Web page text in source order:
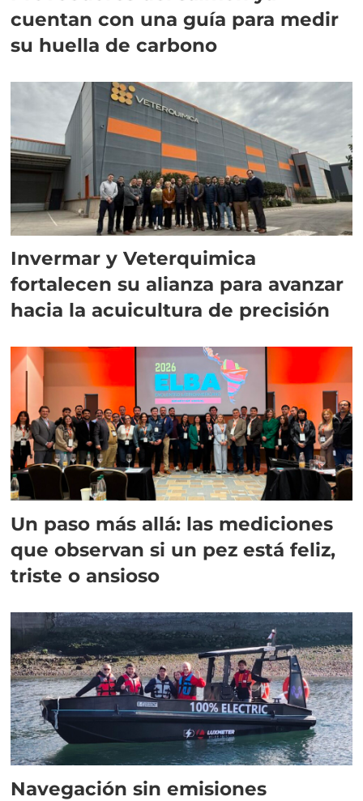
cuentan con una guía para medir
su huella de carbono
Invermar y Veterquimica
fortalecen su alianza para avanzar
hacia la acuicultura de precisión
Un paso más allá: las mediciones
que observan si un pez está feliz,
triste o ansioso
Navegación sin emisiones